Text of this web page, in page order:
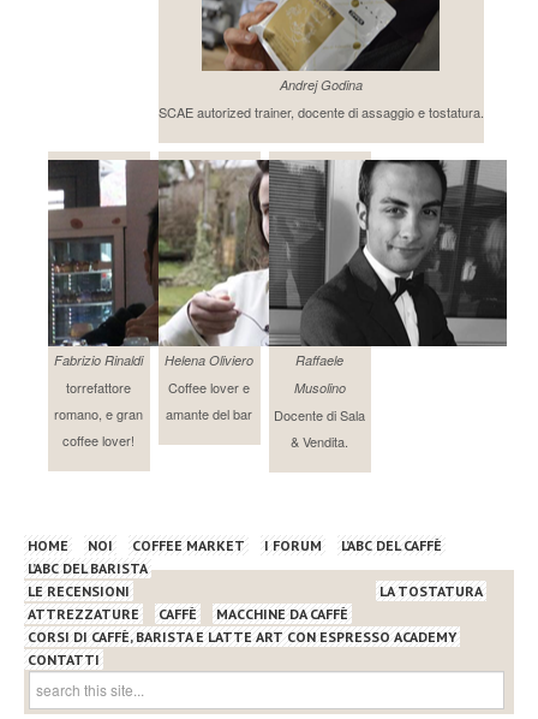
Andrej Godina
SCAE autorized trainer, docente di assaggio e tostatura.
Fabrizio Rinaldi
torrefattore
romano, e gran
coffee lover!
Helena Oliviero
Coffee lover e
amante del bar
Raffaele
Musolino
Docente di Sala
& Vendita.
HOME NOI COFFEE MARKET I FORUM
L’ABC DEL CAFFÈ
L’ABC DEL BARISTA
LE RECENSIONI
ATTREZZATURE
CAFFÈ MACCHINE DA CAFFÈ
LA TOSTATURA
CORSI DI CAFFÈ, BARISTA E LATTE ART CON ESPRESSO ACADEMY
CONTATTI